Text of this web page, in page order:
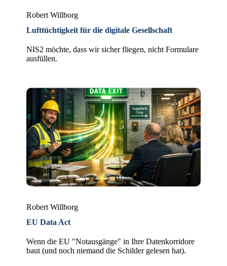
Robert Willborg
Lufttüchtigkeit für die digitale Gesellschaft
NIS2 möchte, dass wir sicher fliegen, nicht Formulare
ausfüllen.
Robert Willborg
EU Data Act
Wenn die EU "Notausgänge" in Ihre Datenkorridore
baut (und noch niemand die Schilder gelesen hat).